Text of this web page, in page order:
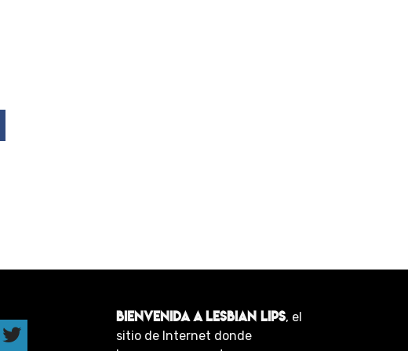
BIENVENIDA A LESBIAN LIPS, el
sitio de Internet donde